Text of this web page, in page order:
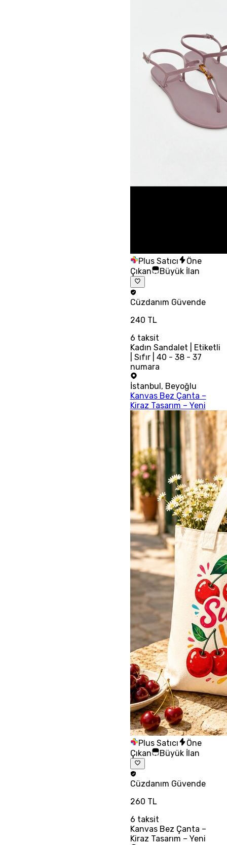
Plus Satıcı
Öne
Çıkan
Büyük İlan
Cüzdanım Güvende
240 TL
6 taksit
Kadın Sandalet | Etiketli
| Sıfır | 40 - 38 - 37
numara
İstanbul, Beyoğlu
Kanvas Bez Çanta –
Kiraz Tasarım – Yeni
Plus Satıcı
Öne
Çıkan
Büyük İlan
Cüzdanım Güvende
260 TL
6 taksit
Kanvas Bez Çanta –
Kiraz Tasarım – Yeni